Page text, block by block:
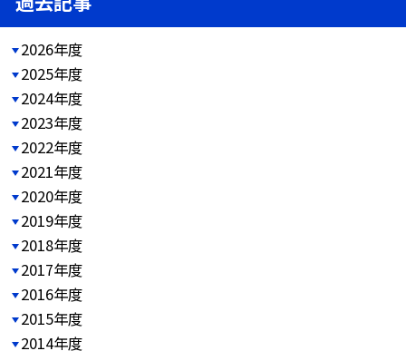
2026年度
2025年度
2024年度
2023年度
2022年度
2021年度
2020年度
2019年度
2018年度
2017年度
2016年度
2015年度
2014年度